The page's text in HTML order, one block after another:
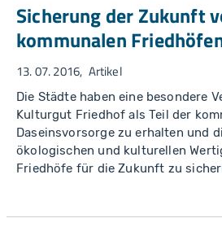
Sicherung der Zukunft
kommunalen
13. 07. 2016 Artikel
Die Städte haben eine besondere
Kulturgut Friedhof als Teil der
Daseinsvorsorge zu erhalten und
ökologischen und kulturellen
Friedhöfe für die Zukunft zu